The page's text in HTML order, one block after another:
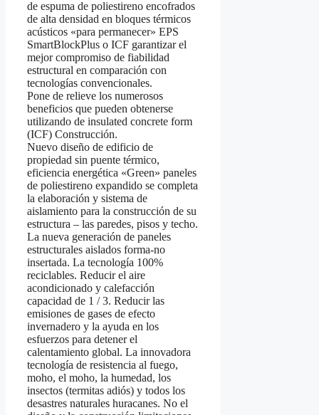
de espuma de poliestireno encofrados
de alta densidad en bloques térmicos
acústicos «para permanecer» EPS
SmartBlockPlus o ICF garantizar el
mejor compromiso de fiabilidad
estructural en comparación con
tecnologías convencionales.
Pone de relieve los numerosos
beneficios que pueden obtenerse
utilizando de insulated concrete form
(ICF) Construcción.
Nuevo diseño de edificio de
propiedad sin puente térmico,
eficiencia energética «Green» paneles
de poliestireno expandido se completa
la elaboración y sistema de
aislamiento para la construcción de su
estructura – las paredes, pisos y techo.
La nueva generación de paneles
estructurales aislados forma-no
insertada. La tecnología 100%
reciclables. Reducir el aire
acondicionado y calefacción
capacidad de 1 / 3. Reducir las
emisiones de gases de efecto
invernadero y la ayuda en los
esfuerzos para detener el
calentamiento global. La innovadora
tecnología de resistencia al fuego,
moho, el moho, la humedad, los
insectos (termitas adiós) y todos los
desastres naturales huracanes. No el